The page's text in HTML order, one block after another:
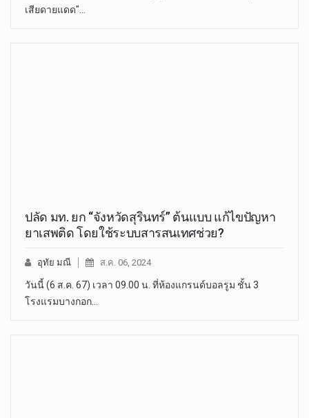
เสียดายแดด"…
ปลัด มท. ยก “จังหวัดสุรินทร์” ต้นแบบ แก้ไขปัญหา
ยาเสพติด โดยใช้ระบบสารสนเทศช่วย?
อุทัย มณี ส.ค. 06, 2024
วันนี้ (6 ส.ค. 67) เวลา 09.00 น. ที่ห้องแกรนด์บอลรูม ชั้น 3
โรงแรมบางกอก…